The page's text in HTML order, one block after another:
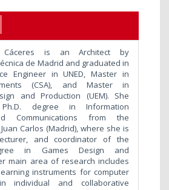
Cáceres is an Architect by
de Madrid and graduated in
Engineer in UNED, Master in
(CSA), and Master in
and Production (UEM). She
degree in Information
Communications from the
Carlos (Madrid), where she is
and coordinator of the
in Games Design and
main area of research includes
instruments for computer
individual and collaborative